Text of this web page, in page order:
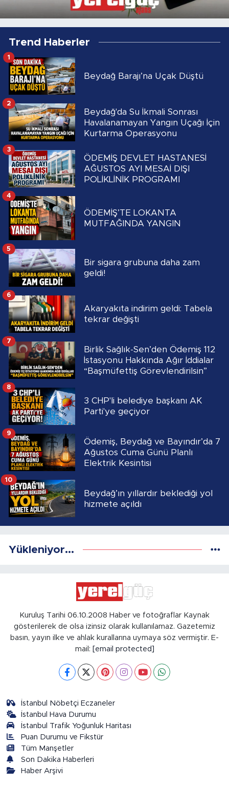
Trend Haberler
Beydağ Barajı’na Uçak Düştü
1
Beydağ'da Su İkmali Sonrası
Havalanamayan Yangın Uçağı İçin
Kurtarma Operasyonu
2
ÖDEMİŞ DEVLET HASTANESİ
AĞUSTOS AYI MESAİ DIŞI
POLİKLİNİK PROGRAMI
3
ÖDEMİŞ’TE LOKANTA
MUTFAĞINDA YANGIN
4
Bir sigara grubuna daha zam
geldi!
5
Akaryakıta indirim geldi: Tabela
tekrar değişti
6
Birlik Sağlık-Sen’den Ödemiş 112
İstasyonu Hakkında Ağır İddialar
“Başmüfettiş Görevlendirilsin”
7
3 CHP'li belediye başkanı AK
Parti'ye geçiyor
8
Ödemiş, Beydağ ve Bayındır’da 7
Ağustos Cuma Günü Planlı
Elektrik Kesintisi
9
Beydağ’ın yıllardır beklediği yol
hizmete açıldı
10
Yükleniyor...
Kuruluş Tarihi 06.10.2008 Haber ve fotoğraflar Kaynak
gösterilerek de olsa izinsiz olarak kullanılamaz. Gazetemiz
basın, yayın ilke ve ahlak kurallarına uymaya söz vermiştir. E-
mail:
[email protected]
İstanbul Nöbetçi Eczaneler
İstanbul Hava Durumu
İstanbul Trafik Yoğunluk Haritası
Puan Durumu ve Fikstür
Tüm Manşetler
Son Dakika Haberleri
Haber Arşivi